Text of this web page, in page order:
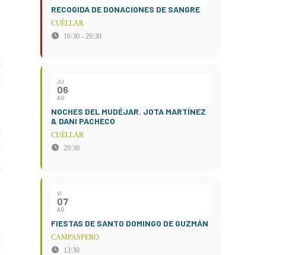
RECOGIDA DE DONACIONES DE SANGRE
CUÉLLAR
16:30 - 20:30
JU
06
AG
NOCHES DEL MUDÉJAR. JOTA MARTÍNEZ
& DANI PACHECO
CUÉLLAR
20:30
VI
07
AG
FIESTAS DE SANTO DOMINGO DE GUZMÁN
CAMPASPERO
13:30